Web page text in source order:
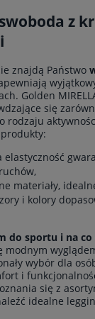
z
znajdą Państwo
Golden
się
rodzaju
elastyczność
materiały,
i kolory
do sportu i na co
modnym
wybór dla
i
się z
idealne